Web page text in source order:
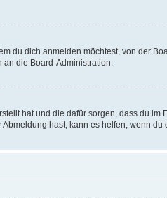
du dich anmelden möchtest, von der
an die Board-Administration.
hat und die dafür sorgen, dass du
hast, kann es helfen, wenn